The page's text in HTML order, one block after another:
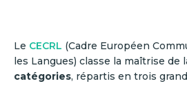
Le CECRL (Cadre Européen
les Langues) classe la maîtrise de
catégories, répartis en trois